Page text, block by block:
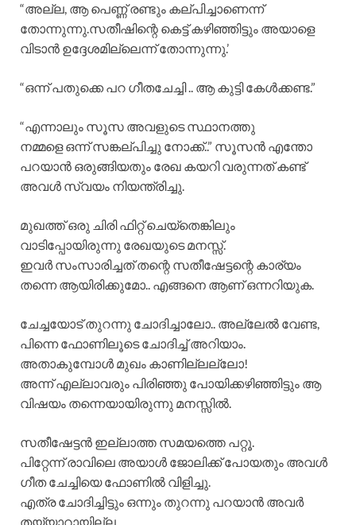
“അല്ല, ആ പെണ്ണ് രണ്ടും കല്പിച്ചാണെന്ന്
തോന്നുന്നു.സതീഷിന്റെ കെട്ട് കഴിഞ്ഞിട്ടും അയാളെ
വിടാൻ ഉദ്ദേശമില്ലെന്ന് തോന്നുന്നു.’
“ഒന്ന് പതുക്കെ പറ ഗീതചേച്ചി .. ആ കുട്ടി കേൾക്കണ്ട.”
“എന്നാലും സൂസ അവളുടെ സ്ഥാനത്തു
നമ്മളെ ഒന്ന് സങ്കല്പിച്ചു നോക്ക്..” സൂസൻ എന്തോ
പറയാൻ ഒരുങ്ങിയതും രേഖ കയറി വരുന്നത് കണ്ട്
അവൾ സ്വയം നിയന്ത്രിച്ചു.
മുഖത്ത് ഒരു ചിരി ഫിറ്റ് ചെയ്തെങ്കിലും
വാടിപ്പോയിരുന്നു രേഖയുടെ മനസ്സ്.
ഇവർ സംസാരിച്ചത് തന്റെ സതീഷേട്ടന്റെ കാര്യം
തന്നെ ആയിരിക്കുമോ.. എങ്ങനെ ആണ് ഒന്നറിയുക.
ചേച്ചയോട് തുറന്നു ചോദിച്ചാലോ.. അല്ലേൽ വേണ്ട,
പിന്നെ ഫോണിലൂടെ ചോദിച്ച് അറിയാം.
അതാകുമ്പോൾ മുഖം കാണില്ലല്ലോ!
അന്ന് എല്ലാവരും പിരിഞ്ഞു പോയിക്കഴിഞ്ഞിട്ടും ആ
വിഷയം തന്നെയായിരുന്നു മനസ്സിൽ.
സതീഷേട്ടൻ ഇല്ലാത്ത സമയത്തെ പറ്റൂ.
പിറ്റേന്ന് രാവിലെ അയാൾ ജോലിക്ക് പോയതും അവൾ
ഗീത ചേച്ചിയെ ഫോണിൽ വിളിച്ചു.
എത്ര ചോദിച്ചിട്ടും ഒന്നും തുറന്നു പറയാൻ അവർ
തയ്യാറായില്ല.